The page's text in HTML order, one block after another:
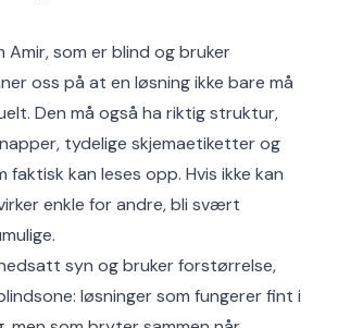
Amir, som er blind og bruker
oss på at en løsning ikke bare må
Den må også ha riktig struktur,
tydelige skjemaetiketter og
faktisk kan leses opp. Hvis ikke kan
enkle for andre, bli svært
syn og bruker forstørrelse,
løsninger som fungerer fint i